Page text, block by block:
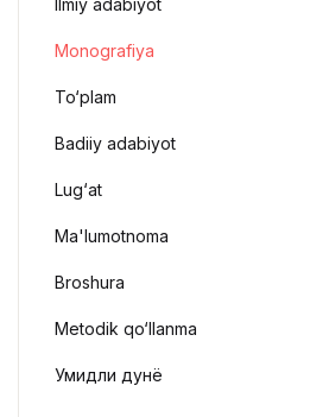
Monografiya
To‘plam
Badiiy adabiyot
Lug‘at
Ma'lumotnoma
Broshura
Metodik qo‘llanma
Умидли дунё